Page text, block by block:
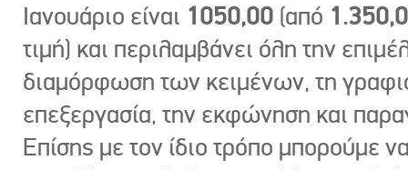
Ιανουάριο είναι 1050,00 (από
τιμή) και περιλαμβάνει όλη την
διαμόρφωση των κειμένων, τη
επεξεργασία, την εκφώνηση και
Επίσης με τον ίδιο τρόπο μπορούμε